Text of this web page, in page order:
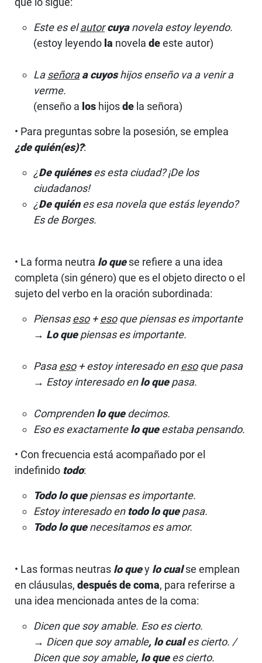
Este es elautor cuyanovela estoy leyendo.
(estoy leyendo la novela deeste autor)
Laseñora a cuyoshijos enseño va a venir a
verme.
(enseño a los hijosde la señora)
• Para preguntas sobre la posesión, se emplea
¿de quién(es)?:
¿De quiéneses esta ciudad? ¡De los
ciudadanos!
¿De quiénes esa novela que estás leyendo?
Es de Borges.
• La forma neutra lo quese refiere a una idea
completa (sin género) que es el objeto directo o el
sujeto del verbo en la oración subordinada:
Piensaseso+esoque piensas es importante
→ Lo quepiensas es importante.
Pasaeso+ estoy interesado enesoque pasa
→ Estoy interesado enlo quepasa.
Comprendenlo quedecimos.
Eso es exactamentelo queestaba pensando.
• Con frecuencia está acompañado por el
indefinido todo:
Todo lo quepiensas es importante.
Estoy interesado en todo lo quepasa.
Todo lo quenecesitamos es amor.
• Las formas neutras lo quey lo cualse emplean
en cláusulas, después de coma, para referirse a
una idea mencionada antes de la coma:
Dicen que soy amable. Eso es cierto.
→ Dicen que soy amable, lo cuales cierto. /
Dicen que soy amable, lo quees cierto.